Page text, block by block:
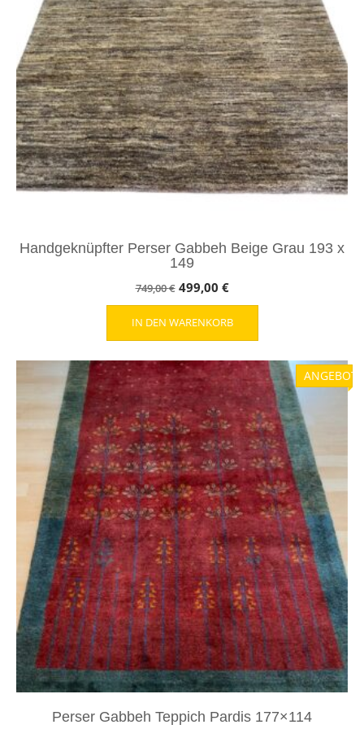
Handgeknüpfter Perser Gabbeh Beige Grau 193 x
149
749,00€ Ursprünglicher
Preis
war:
499,00 €Aktueller
Preis
ist:
IN DEN WARENKORB
ANGEBOT!
Perser Gabbeh Teppich Pardis 177×114